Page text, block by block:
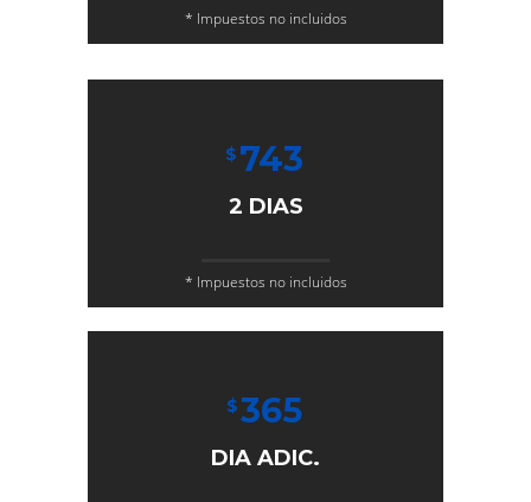
* Impuestos no incluidos
$ 743
2 DIAS
* Impuestos no incluidos
$365
DIA ADIC.